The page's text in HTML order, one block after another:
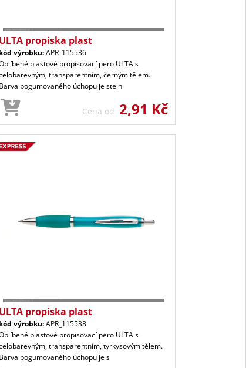
ULTA propiska plast
kód výrobku:APR_115536
plastové propisovací pero ULTA s
transparentním, černým tělem.
Barva pogumovaného úchopu je stejn
Cena od 2,91 Kč
ULTA propiska plast
kód výrobku:APR_115538
plastové propisovací pero ULTA s
transparentním, tyrkysovým tělem.
Barva pogumovaného úchopu je s